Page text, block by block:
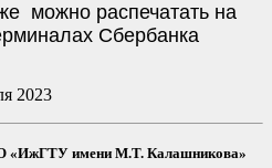
можно распечатать на
Сбербанка
2023
имени М.Т. Калашникова»